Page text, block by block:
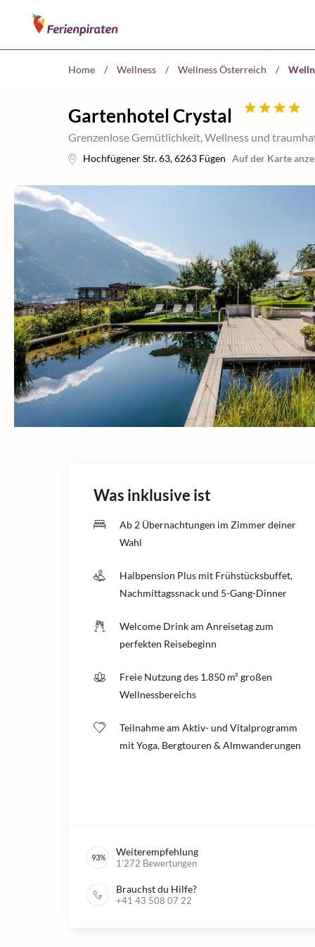
Home / Wellness / Wellness Österreich /
Gartenhotel Crystal
Grenzenlose Gemütlichkeit, Wellness und
Hochfügener Str. 63,6263 Fügen Auf der Karte
Was inklusive ist
Ab 2 Übernachtungen im Zimmer deiner
Wahl
Halbpension Plus mit Frühstücksbuffet,
Nachmittagssnack und 5-Gang-Dinner
Welcome Drink am Anreisetag zum
perfekten Reisebeginn
Freie Nutzung des 1.850 m² großen
Wellnessbereichs
Teilnahme am Aktiv- und Vitalprogramm
mit Yoga, Bergtouren & Almwanderungen
93% Weiterempfehlung
1’272 Bewertungen
Brauchst du Hilfe?
+41 43 508 07 22